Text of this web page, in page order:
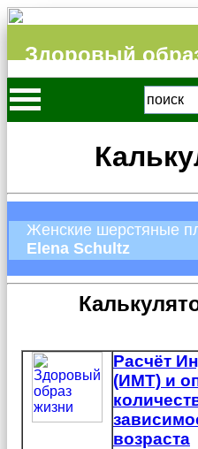
Здоровый
Женские шерстяные
Elena Schultz
Расчёт
(ИМТ) и
возраста